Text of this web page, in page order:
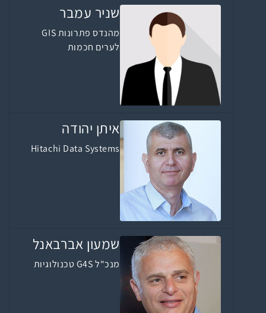
שניר עמבר
מהנדס פתרונות GIS
לערים חכמות
איתן יהודה
Hitachi Data Systems
שמעון אברבאנל
מנכ"ל G4S טכנולוגיות